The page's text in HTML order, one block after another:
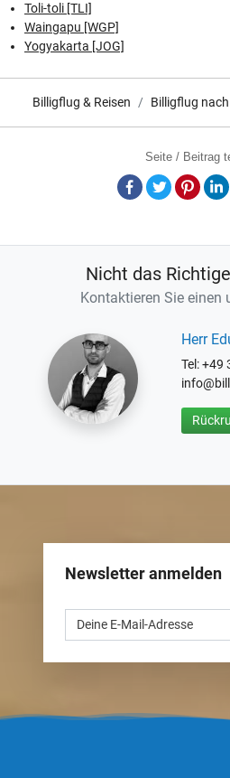
Toli-toli [TLI]
Waingapu [WGP]
Yogyakarta [JOG]
Billigflug & Reisen Billigflug nach
Seite / Beitrag
Facebook
Twitter
Nicht das
Kontaktieren Sie einen
Herr
Tel: +49
Newsletter anmelden